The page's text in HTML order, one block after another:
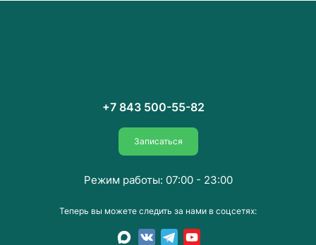
+7 843 500-55-82
Записаться
Теперь вы можете следить за нами в соцсетях:
Режим работы: 07:00 - 23:00